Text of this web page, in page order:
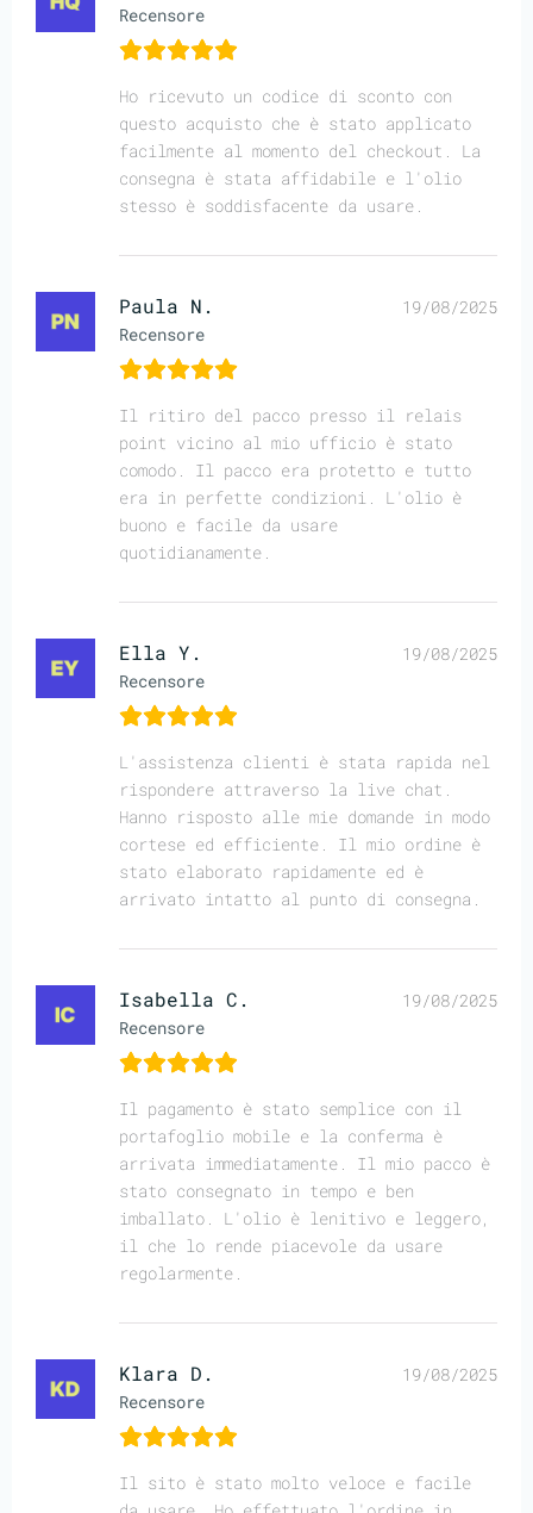
Recensore
Ho ricevuto un codice di sconto con
questo acquisto che è stato applicato
facilmente al momento del checkout. La
consegna è stata affidabile e l'olio
stesso è soddisfacente da usare.
Paula N.
Recensore
19/08/2025
Il ritiro del pacco presso il relais
point vicino al mio ufficio è stato
comodo. Il pacco era protetto e tutto
era in perfette condizioni. L'olio è
buono e facile da usare
quotidianamente.
Ella Y.
Recensore
19/08/2025
L'assistenza clienti è stata rapida nel
rispondere attraverso la live chat.
Hanno risposto alle mie domande in modo
cortese ed efficiente. Il mio ordine è
stato elaborato rapidamente ed è
arrivato intatto al punto di consegna.
Isabella C.
Recensore
19/08/2025
Il pagamento è stato semplice con il
portafoglio mobile e la conferma è
arrivata immediatamente. Il mio pacco è
stato consegnato in tempo e ben
imballato. L'olio è lenitivo e leggero,
il che lo rende piacevole da usare
regolarmente.
Klara D.
Recensore
19/08/2025
Il sito è stato molto veloce e facile